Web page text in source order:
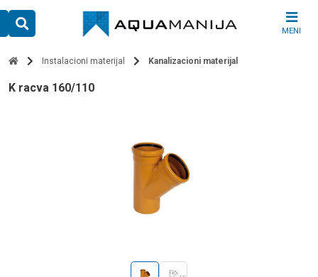
content
MENI
Instalacioni materijal Kanalizacioni materijal
k racva 160/110